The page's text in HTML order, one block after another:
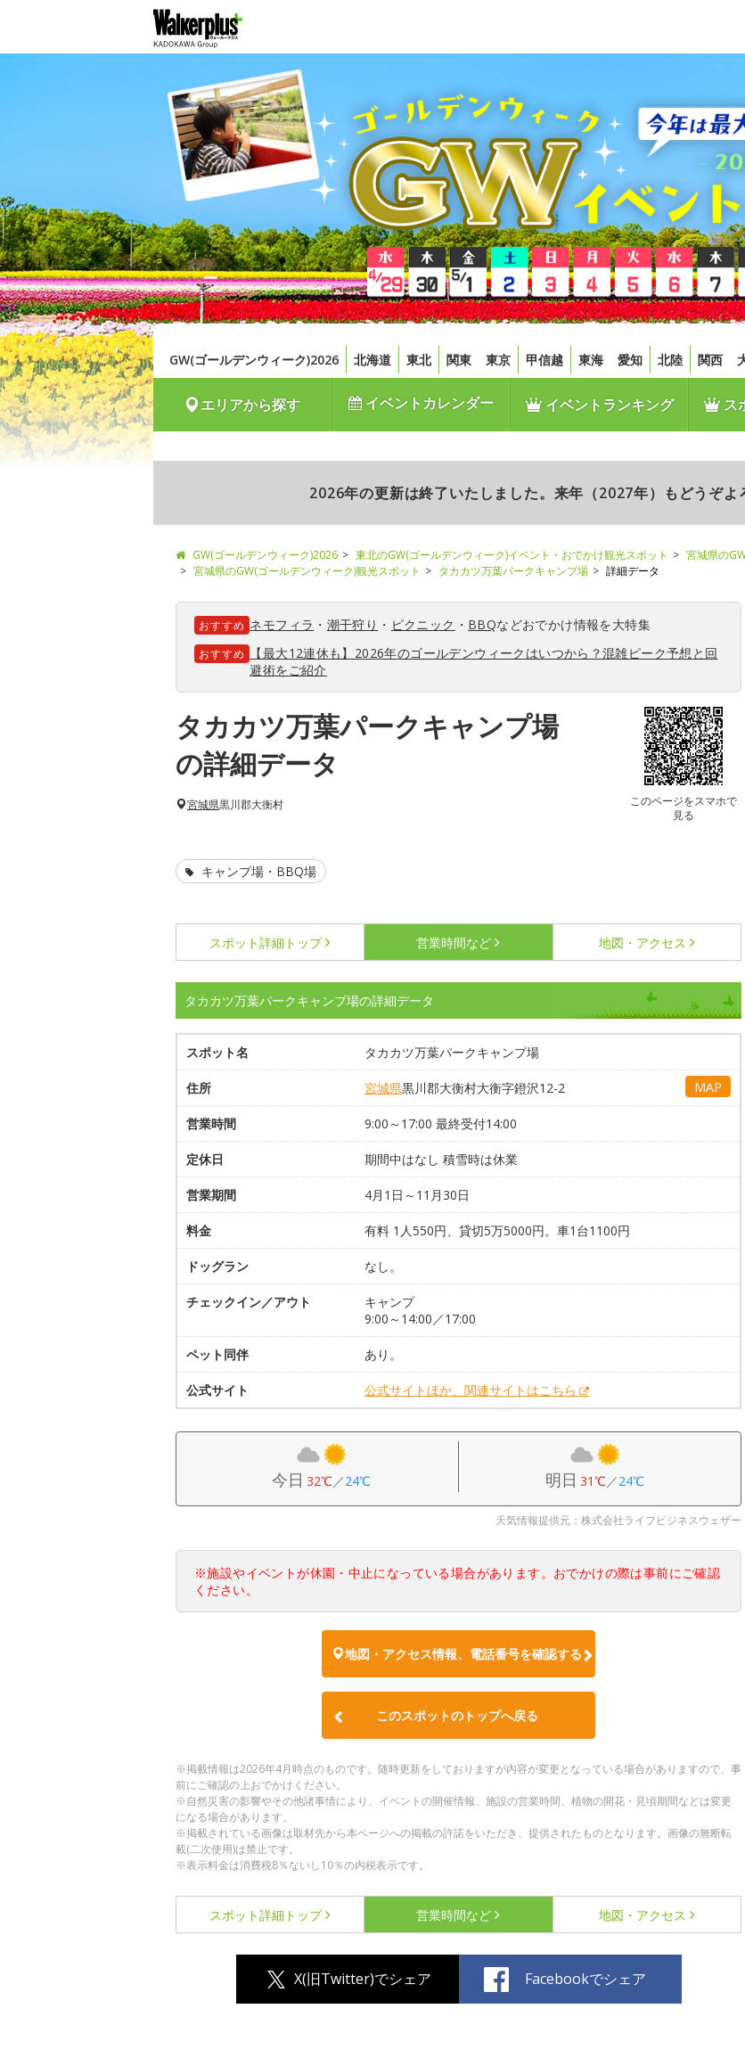
GW(ゴールデンウィーク)2026 北海道 東北 関東 東京 甲信越 東海 愛知 北陸 関西
エリアから探す イベントカレンダー イベントランキング ス
2026年の更新は終了いたしました。来年（2027年）もどうぞよ
GW(ゴールデンウィーク)2026 東北のGW(ゴールデンウィーク)イベント・おでかけ観光スポット
宮城県の
宮城県のGW(ゴールデンウィーク)観光スポット
タカカツ万葉パークキャンプ場 詳細データ
おすすめ ネモフィラ ・ 潮干狩り ・ ピクニック ・ BBQなどおでかけ情報を大特集
おすすめ
【最大12連休も】2026年のゴールデンウィークはいつから？混雑ピーク予想と回
避術をご紹介
タカカツ万葉パークキャンプ場
の詳細データ
このページをスマホで
見る
宮城県黒川郡大衡村
キャンプ場・BBQ場
スポット詳細 トップ 営業時間など 地図・アクセス
タカカツ万葉パークキャンプ場の詳細データ
スポット名 タカカツ万葉パークキャンプ場
住所 宮城県黒川郡大衡村大衡字鐙沢12-2 MAP
営業時間 9:00～17:00 最終受付14:00
定休日 期間中はなし 積雪時は休業
営業期間 4月1日～11月30日
料金 有料 1人550円、貸切5万5000円。車1台1100円
ドッグラン なし。
チェックイン／アウト
キャンプ
9:00～14:00／17:00
ペット同伴 あり。
公式サイト 公式サイトほか、関連サイトはこちら
今日 32℃／24℃ 明日 31℃／24℃
天気情報提供元：株式会社ライフビジネスウェザー
※施設やイベントが休園・中止になっている場合があります。おでかけの際は事前にご確認
ください。
地図・アクセス情報、電話番号を確認する
このスポットのトップへ戻る
※掲載情報は2026年4月時点のものです。随時更新をしておりますが内容が変更となっている場合がありますので、事
前にご確認の上おでかけください。
※自然災害の影響やその他諸事情により、イベントの開催情報、施設の営業時間、植物の開花・見頃期間などは変更
になる場合があります。
※掲載されている画像は取材先から本ページへの掲載の許諾をいただき、提供されたものとなります。画像の無断転
載(二次使用)は禁止です。
※表示料金は消費税8％ないし10％の内税表示です。
スポット詳細 トップ 営業時間など 地図・アクセス
X(旧Twitter)でシェア Facebookでシェア